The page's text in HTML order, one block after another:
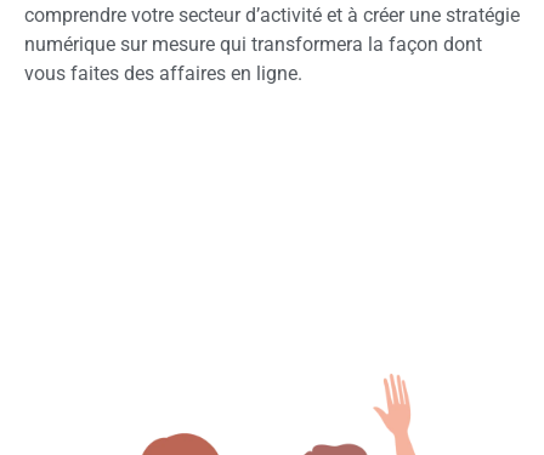
comprendre votre secteur d’activité et à créer une stratégie
numérique sur mesure qui transformera la façon dont
vous faites des affaires en ligne.